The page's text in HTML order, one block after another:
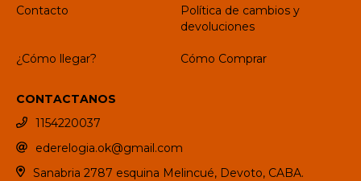
Contacto
Política de cambios y
devoluciones
¿Cómo llegar? Cómo Comprar
CONTACTANOS
1154220037
ederelogia.ok@gmail.com
Sanabria 2787 esquina Melincué, Devoto, CABA.